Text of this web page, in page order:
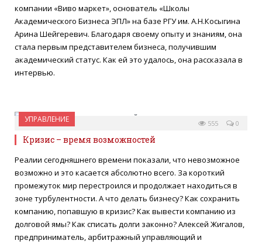
компании «Виво маркет», основатель «Школы
Академического Бизнеса ЭПЛ» на базе РГУ им. А.Н.Косыгина
Арина Шейгеревич. Благодаря своему опыту и знаниям, она
стала первым представителем бизнеса, получившим
академический статус. Как ей это удалось, она рассказала в
интервью.
УПРАВЛЕНИЕ
29 ИЮНЯ 2022 0
555
Кризис – время возможностей
Реалии сегодняшнего времени показали, что невозможное
возможно и это касается абсолютно всего. За короткий
промежуток мир перестроился и продолжает находиться в
зоне турбулентности. А что делать бизнесу? Как сохранить
компанию, попавшую в кризис? Как вывести компанию из
долговой ямы? Как списать долги законно? Алексей Жигалов,
предприниматель, арбитражный управляющий и